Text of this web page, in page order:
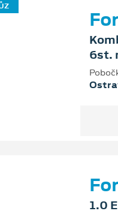
6st.
1.0